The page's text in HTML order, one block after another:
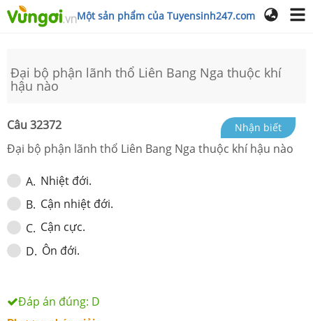
Một sản phẩm của Tuyensinh247.com
Đại bộ phận lãnh thổ Liên Bang Nga thuộc khí
hậu nào
Câu 32372 Nhận biết
Đại bộ phận lãnh thổ Liên Bang Nga thuộc khí hậu nào
A. Nhiệt đới.
B. Cận nhiệt đới.
C. Cận cực.
D. Ôn đới.
Đáp án đúng: D